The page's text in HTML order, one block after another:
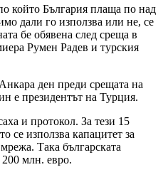
който България плаща по над
дали го използва или не, се
бе обявена след среща в
Румен Радев и турския
ден преди срещата на
е президентът на Турция.
и протокол. За тези 15
се използва капацитет за
Така българската
млн. евро.